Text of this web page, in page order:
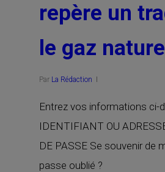
repère un
le gaz naturel
Par La Rédaction
Entrez vos informations ci-
IDENTIFIANT OU
DE PASSE Se souvenir de
passe oublié ?